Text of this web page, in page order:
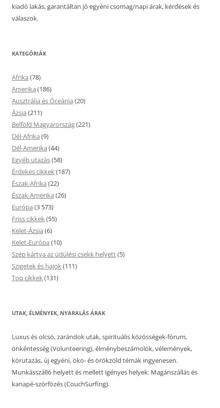
kiadó lakás, garantáltan jó egyéni csomag/napi árak, kérdések és
válaszok.
KATEGÓRIÁK
Afrika (78)
Amerika (186)
Ausztrália és Óceánia (20)
Ázsia (211)
Belföld Magyarország(221)
Dél-Afrika (9)
Dél-Amerika (44)
Egyéb utazás(58)
Érdekes cikkek(187)
Észak-Afrika (22)
Észak-Amerika (26)
Európa (3 573)
Friss cikkek(55)
Kelet-Ázsia (6)
Kelet-Európa (10)
Szép kártya az üdülési csekk helyett(5)
Szigetek és hajok(111)
Top cikkek(131)
UTAK, ÉLMÉNYEK, NYARALÁS ÁRAK
Luxus és olcsó, zarándok utak, spirituális közösségek-fórum,
önkéntesség (Volunteering), élménybeszámolók, vélemények,
körutazás, új egyéni, öko- és örökzöld témák ingyenesen.
Munkásszálló helyett és mellett igényes helyek. Magánszállás és
kanapé-szörfözés (CouchSurfing).